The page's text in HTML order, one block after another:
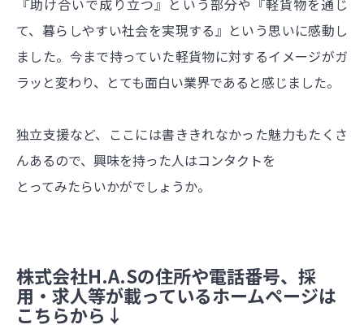
『助け合いで成り立つ』という部分や『軽貨物を通じ
て、暮らしやすい社会を実現する』という思いに感動し
ました。今まで持っていた軽貨物に対するイメージがガ
ラッと変わり、とても面白い業界であると感じました。
独立支援など、ここには書ききれなかった魅力もたくさ
んあるので、興味を持った人はコンタクトを
とってみたらいかがでしょうか。
株式会社H.A.Sの住所や電話番号、採
用・求人等が載っているホームページは
こちらから↓